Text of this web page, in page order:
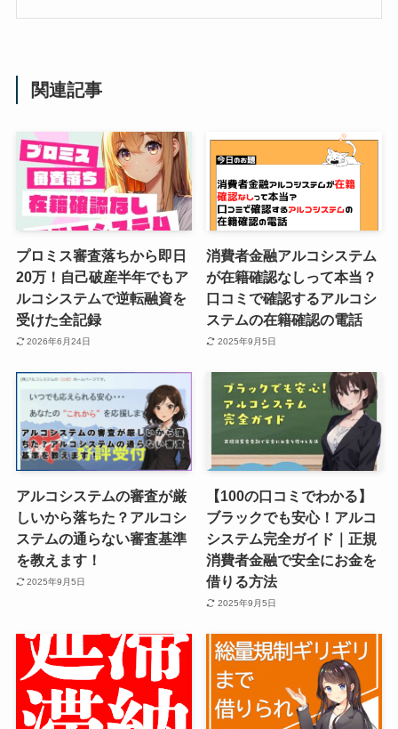
関連記事
プロミス審査落ちから即日
20万！自己破産半年でもア
ルコシステムで逆転融資を
受けた全記録
2026年6月24日
消費者金融アルコシステム
が在籍確認なしって本当？
口コミで確認するアルコシ
ステムの在籍確認の電話
2025年9月5日
アルコシステムの審査が厳
しいから落ちた？アルコシ
ステムの通らない審査基準
を教えます！
2025年9月5日
【100の口コミでわかる】
ブラックでも安心！アルコ
システム完全ガイド｜正規
消費者金融で安全にお金を
借りる方法
2025年9月5日